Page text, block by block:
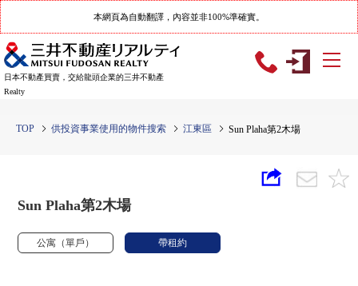
本網頁為自動翻譯，內容並非100%準確實。
日本不動產買賣，交給龍頭企業的三井不動產
Realty
TOP 供投資事業使用的物件搜索 江東區 Sun Plaha第2木場
Sun Plaha第2木場
公寓（單戶） 帶租約